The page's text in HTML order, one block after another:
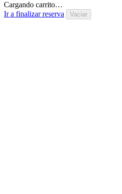
Cargando carrito…
Ir a finalizar reserva
Vaciar